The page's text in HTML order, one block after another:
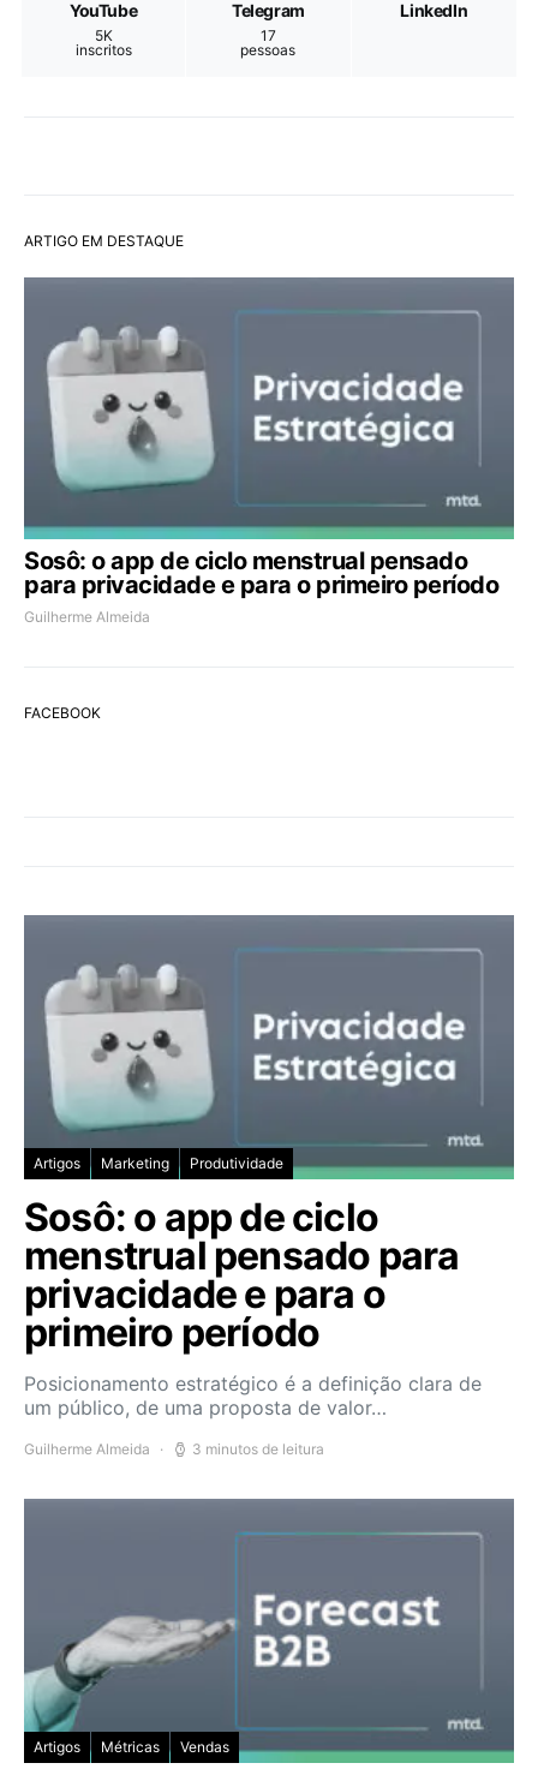
YouTube
5K
inscritos
Telegram
17
pessoas
LinkedIn
ARTIGO EM DESTAQUE
Sosô: o app de ciclo menstrual pensado
para privacidade e para o primeiro período
Guilherme Almeida
FACEBOOK
Artigos Marketing Produtividade
Sosô: o app de ciclo
menstrual pensado para
privacidade e para o
primeiro período
Posicionamento estratégico é a definição clara de
um público, de uma proposta de valor…
Guilherme Almeida 3 minutos de leitura
Artigos Métricas Vendas